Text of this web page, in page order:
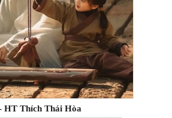
HT Thích Thái Hòa